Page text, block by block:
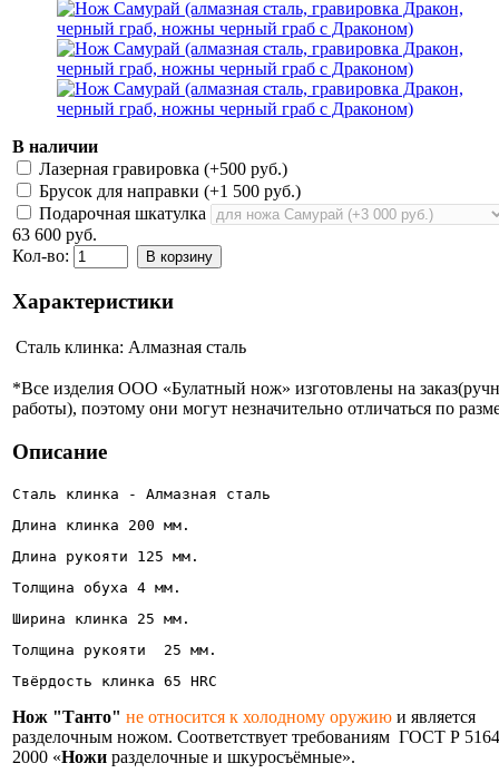
В наличии
Лазерная гравировка (+500 руб.)
Брусок для направки (+1 500 руб.)
Подарочная шкатулка
63 600 руб.
Кол-во:
В корзину
Характеристики
Сталь клинка: Алмазная сталь
*Все изделия ООО «Булатный нож» изготовлены на
работы), поэтому они могут незначительно отличаться по
Описание
Сталь клинка - Алмазная сталь
Длина клинка 200 мм.
Длина рукояти 125 мм.
Толщина обуха 4 мм.
Ширина клинка 25 мм.
Толщина рукояти  25 мм.
Твёрдость клинка 65 HRC
Нож "Танто" не относится к холодному оружию и является
разделочным ножом. Соответствует требованиям ГОСТ Р
2000 «Ножи разделочные и шкуросъёмные».